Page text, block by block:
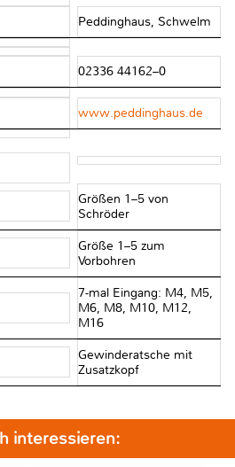
Peddinghaus, Schwelm
02336 44162–0
www.peddinghaus.de
Größen 1–5 von
Schröder
Größe 1–5 zum
Vorbohren
7-mal Eingang: M4, M5,
M6, M8, M10, M12,
M16
Gewinderatsche mit
Zusatzkopf
interessieren: